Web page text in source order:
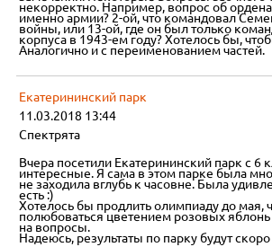
некорректно. Например, вопрос об
именно армии? 2-ой, что командовал
войны, или 13-ой, где он был только
корпуса в 1943-ем году? Хотелось бы,
Аналогично и с переименованием частей.
Екатерининский парк
11.03.2018 13:44
Спектрята
Вчера посетили Екатерининский парк с 6
интересные. Я сама в этом парке была
не заходила вглубь к часовне. Была
есть :)
Хотелось бы продлить олимпиаду до
полюбоваться цветением розовых
на вопросы.
Надеюсь, результаты по парку будут скоро